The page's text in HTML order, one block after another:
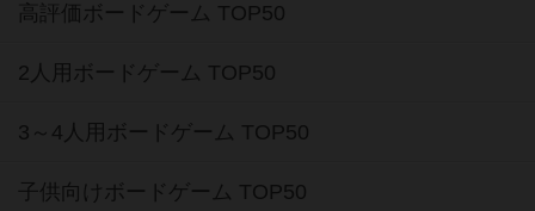
高評価ボードゲーム TOP50
2人用ボードゲーム TOP50
3～4人用ボードゲーム TOP50
子供向けボードゲーム TOP50